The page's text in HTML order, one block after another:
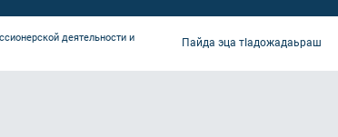
деятельности и
Пайда эца тIадожадаьраш